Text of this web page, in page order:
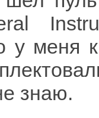
у меня
знаю.